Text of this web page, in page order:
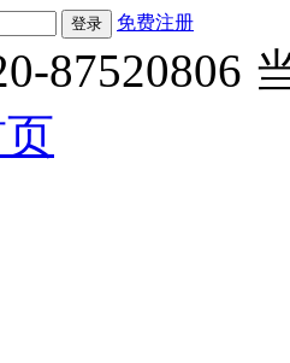
免费注册
87520806